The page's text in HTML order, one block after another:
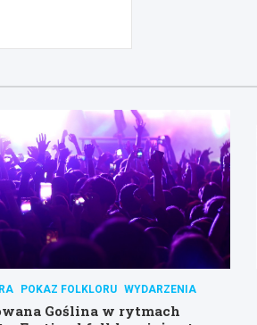
POKAZ FOLKLORU WYDARZENIA
Goślina w rytmach